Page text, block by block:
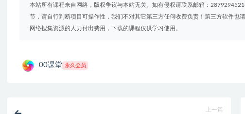
本站所有课程来自网络，版权争议与本站无关。如有侵权请联系邮箱：
节，请自行判断项目可操作性，我们不对其它第三方任何收费负责！第三方软件
网络搜集资源的人力付出费用，下载的课程仅供学习使用。
00课堂 永久会员
上一篇